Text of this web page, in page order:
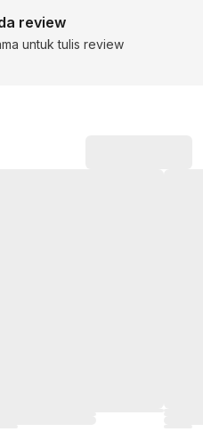
review
untuk tulis review